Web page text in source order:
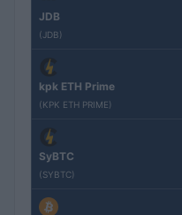
JDB
(JDB)
kpk ETH Prime
(KPK ETH PRIME)
SyBTC
(SYBTC)